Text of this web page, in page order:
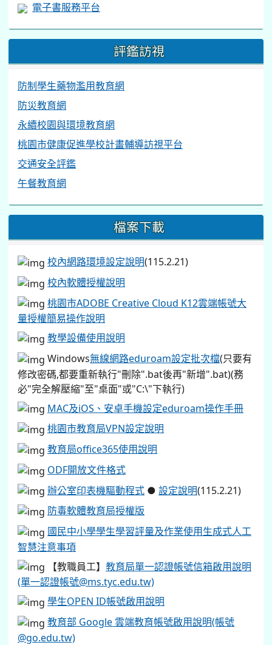
電子書服務平台
評鑑訪視
防制學生藥物濫用教育網
防災教育網
永續校園與環境教育網
桃園市健康促進學校計畫輔導訪視平台
交通安全評鑑
午餐教育網
檔案下載
校內網路環境設定說明(115.2.21)
校內軟體授權說明
桃園市ADOBE Creative Cloud K12雲端帳號大
量授權簡易操作說明
教學設備使用說明
Windows無線網路eduroam設定批次檔(只要有
修改密碼,都要重新執行"刪除".bat後再"新增".bat)(務
必"完全解壓縮"至"桌面"或"C:\"下執行)
MAC及iOS、安卓手機設定eduroam操作手冊
桃園市教育局VPN設定說明
教育局office365使用說明
ODF開放文件格式
辦公室印表機驅動程式 ● 設定說明(115.2.21)
防毒軟體教育局授權版
國民中小學學生學習評量及作業使用生成式人工
智慧注意事項
【教職員工】 教育局單一認證帳號信箱啟用說明
(單一認證帳號@ms.tyc.edu.tw)
學生OPEN ID帳號啟用說明
教育部 Google 雲端教育帳號啟用說明(帳號
@go.edu.tw)